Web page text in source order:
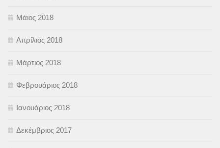
Μάιος 2018
Απρίλιος 2018
Μάρτιος 2018
Φεβρουάριος 2018
Ιανουάριος 2018
Δεκέμβριος 2017